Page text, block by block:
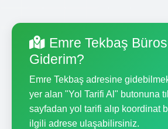
Emre Tekbaş
Giderim?
Emre Tekbaş adresine
yer alan "Yol Tarifi Al" butonuna
sayfadan yol tarifi alıp koordinat
ilgili adrese ulaşabilirsiniz.